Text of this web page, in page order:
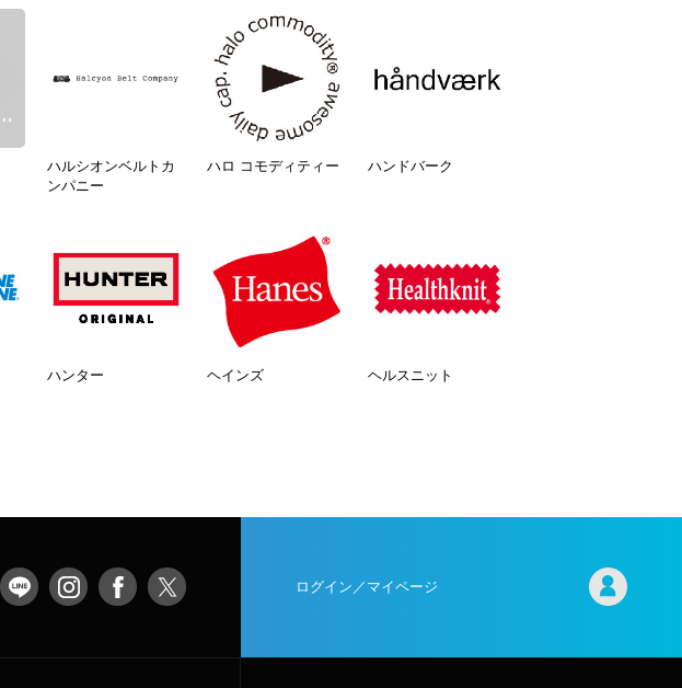
ハルシオンベルトカ
ンパニー
ハロ コモディティー ハンドバーク
ハンター ヘインズ ヘルスニット
ログイン／マイページ